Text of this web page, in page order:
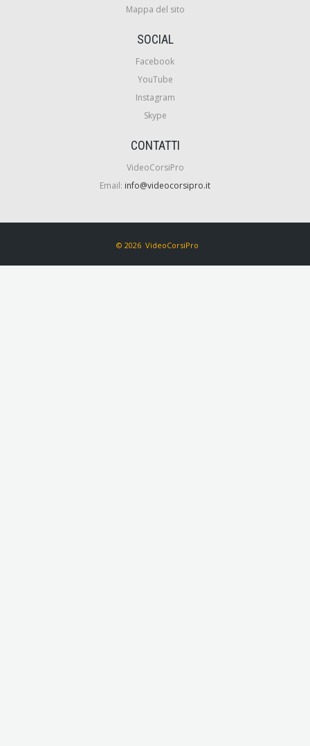
Mappa del sito
SOCIAL
Facebook
YouTube
Instagram
Skype
CONTATTI
VideoCorsiPro
Email: info@videocorsipro.it
© 2026 VideoCorsiPro